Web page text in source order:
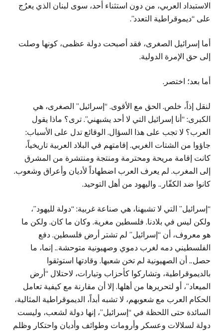
الاستبداد العربي، من دون استثناء أحد، سوى لبنان الذي يعرُج
على “ديموقراطية التعدد”.
أما إسرائيل الصغرى، فقد أصبحت دولة عظمى، كونها وصلت
إلى حق الإمرة الدولية.
أما بعد؛ اختصر.
لنقل إذاً، خلص. الحق مع الأقوى. “إسرائيل” الصغرى، هي
الكبرى: “أنا إسرائيل التي لا أحد يشبهني”. ترى؟ ماذا يقول
العرب؟ لا تجب على هذا السؤال. الوقائع تدل على الأسباب:
جاؤوا من الشتات الغربي. إقامتهم في البلاد العربية تاريخياً،
كانت إقامة مريحة ومحترمة ومنتجة ومنتشرة من المشرق
إلى المغرب. لم يعرف العرب اضطهاداً لأديان وأعراق وشعوب.
كانوا ضد الكفّار.. واليهود من أهل التوحيد.
“إسرائيل” التي لا تشبهنا، هي صناعة غربية: “دولة لليهود”،
ولكن ليس في بلادنا. فلسطين مغرية. وكان ما كان. ولكن ما
هو معروف، أن “إسرائيل” لم تشتر أرض فلسطين. دفع
الفلسطيني دمه لغرب دموي وصهيونية متوحشة.. إنما، ما
حصل.. أن الصهيونية لم تخن شعبها. وقادتها استوثقوا
بالديموقراطية، وتشاركوا كأحزاب وتيارات، لاحتلال “أرض
الميعاد”، أو لتحريرها من أهلها. إلا أن مقارنة مع كيفية تعامل
الحكام العرب مع شعوبهم، لا تشبه أبداً، الديموقراطية المثالية،
السائدة حتى اللحظة في “إسرائيل”، إنها دولة لشعب، وليست
دولة لسلالات وعسكر وأرومات وطوائف وأديان واحتكار وظلم